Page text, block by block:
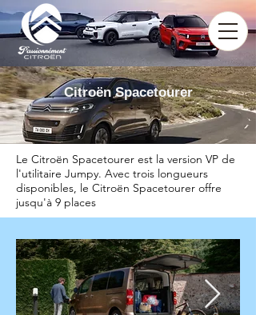
Citroën Spacetourer
Le Citroën Spacetourer est la version VP de
l'utilitaire Jumpy. Avec trois longueurs
disponibles, le Citroën Spacetourer offre
jusqu'à 9 places